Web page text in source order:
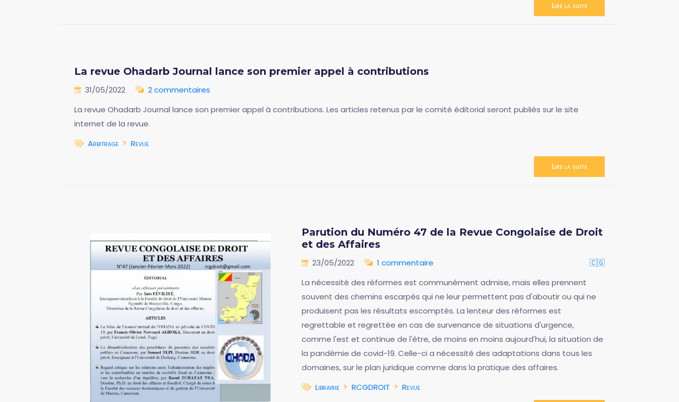
Lire la suite
La revue Ohadarb Journal lance son premier appel à contributions
31/05/2022
2 commentaires
La revue Ohadarb Journal lance son premier appel à contributions. Les articles retenus par le comité éditorial seront publiés sur le site
internet de la revue.
Arbitrage
Revue
Lire la suite
Parution du Numéro 47 de la Revue Congolaise de Droit
et des Affaires
23/05/2022 1 commentaire
🇨🇬
La nécessité des réformes est communément admise, mais elles prennent
souvent des chemins escarpés qui ne leur permettent pas d'aboutir ou qui ne
produisent pas les résultats escomptés. La lenteur des réformes est
regrettable et regrettée en cas de survenance de situations d'urgence,
comme l'est et continue de l'être, de moins en moins aujourd'hui, la situation de
la pandémie de covid-19. Celle-ci a nécessité des adaptations dans tous les
domaines, sur le plan juridique comme dans la pratique des affaires.
Librairie
RCGDROIT Revue